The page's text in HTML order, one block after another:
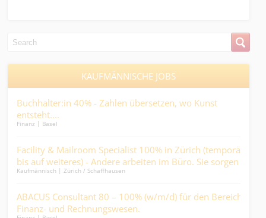
KAUFMÄNNISCHE JOBS
Buchhalter:in 40% - Zahlen übersetzen, wo Kunst
entsteht....
Finanz | Basel
Facility & Mailroom Specialist 100% in Zürich (temporär
bis auf weiteres) - Andere arbeiten im Büro. Sie sorgen
dafür, dass sie es können….
Kaufmännisch | Zürich / Schaffhausen
ABACUS Consultant 80 – 100% (w/m/d) für den Bereich
Finanz- und Rechnungswesen.